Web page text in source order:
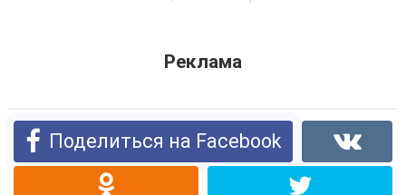
Реклама
Поделиться на Facebook